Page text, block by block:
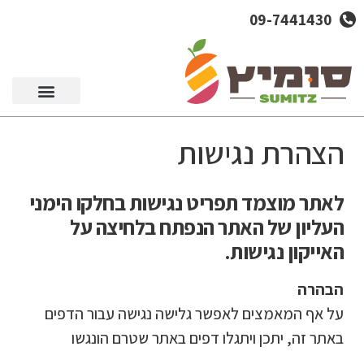
09-7441430
הצהרת נגישות
לאתר מוצמד תפריט נגישות בחלקו הימני
העליון של האתר הנפתח בלחיצה על
האייקון נגישות.
הבהרה
על אף המאמצים לאפשר גלישה נגישה עבור הדפים
באתר זה, יתכן ויתגלו דפים באתר שטרם הונגשו